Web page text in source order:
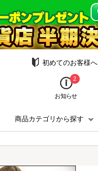
初めてのお客様へ
2
お知らせ
商品カテゴリから探す